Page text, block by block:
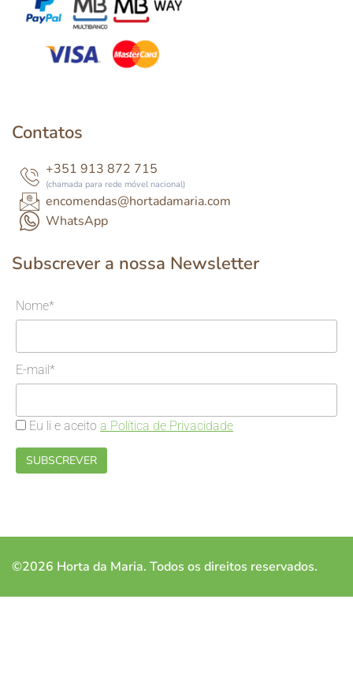
Contatos
+351 913 872 715
(chamada para rede móvel nacional)
encomendas@hortadamaria.com
WhatsApp
Subscrever a nossa Newsletter
Nome*
E-mail*
Eu li e aceito a Política de Privacidade
©2026 Horta da Maria. Todos os direitos reservados.